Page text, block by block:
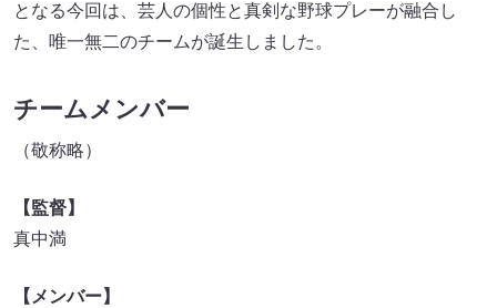
となる今回は、芸人の個性と真剣な野球プレーが融合し
た、唯一無二のチームが誕生しました。
チームメンバー
（敬称略）
【監督】
真中満
【メンバー】